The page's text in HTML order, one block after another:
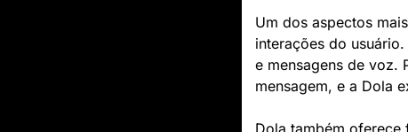
Um dos aspectos
interações do
e mensagens de voz.
mensagem, e a Dola
Dola também oferece